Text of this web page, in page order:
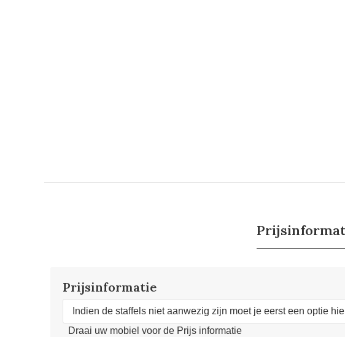
Prijsinformatie
Indien de staffels niet aanwezig zijn moet je eerst een optie
Draai uw mobiel voor de Prijs informatie